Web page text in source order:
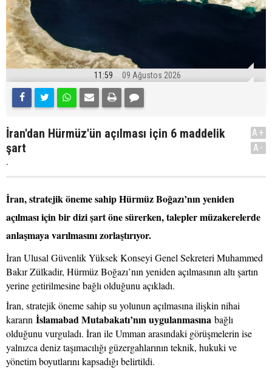
11:59 09 Ağustos 2026
İran'dan Hürmüz'ün açılması için 6 maddelik
şart
.
A+
A-
İran, stratejik öneme sahip Hürmüz Boğazı’nın yeniden
açılması için bir dizi şart öne sürerken, talepler müzakerelerde
anlaşmaya varılmasını zorlaştırıyor.
İran Ulusal Güvenlik Yüksek Konseyi Genel Sekreteri Muhammed
Bakır Zülkadir, Hürmüz Boğazı’nın yeniden açılmasının altı şartın
yerine getirilmesine bağlı olduğunu açıkladı.
İran, stratejik öneme sahip su yolunun açılmasına ilişkin nihai
kararın İslamabad Mutabakatı’nın uygulanmasına bağlı
olduğunu vurguladı. İran ile Umman arasındaki görüşmelerin ise
yalnızca deniz taşımacılığı güzergahlarının teknik, hukuki ve
yönetim boyutlarını kapsadığı belirtildi.